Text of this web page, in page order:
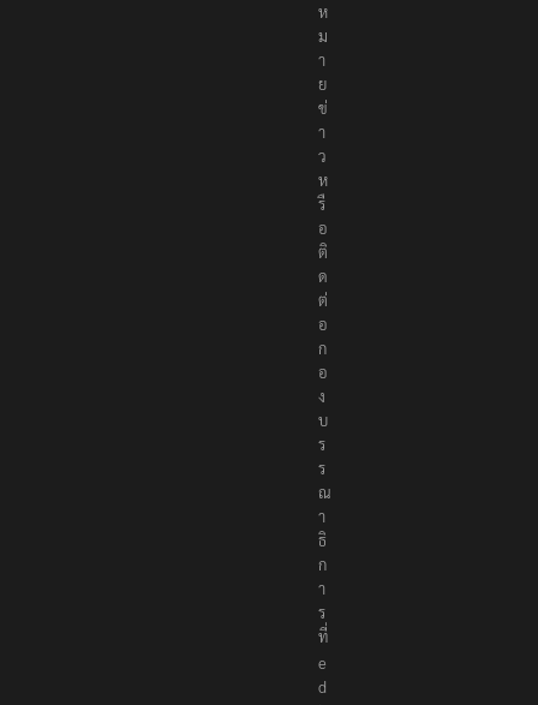
ห
ม
า
ย
ข่
า
ว
ห
รื
อ
ติ
ด
ต่
อ
ก
อ
ง
บ
ร
ร
ณ
า
ธิ
ก
า
ร
ที่
e
d